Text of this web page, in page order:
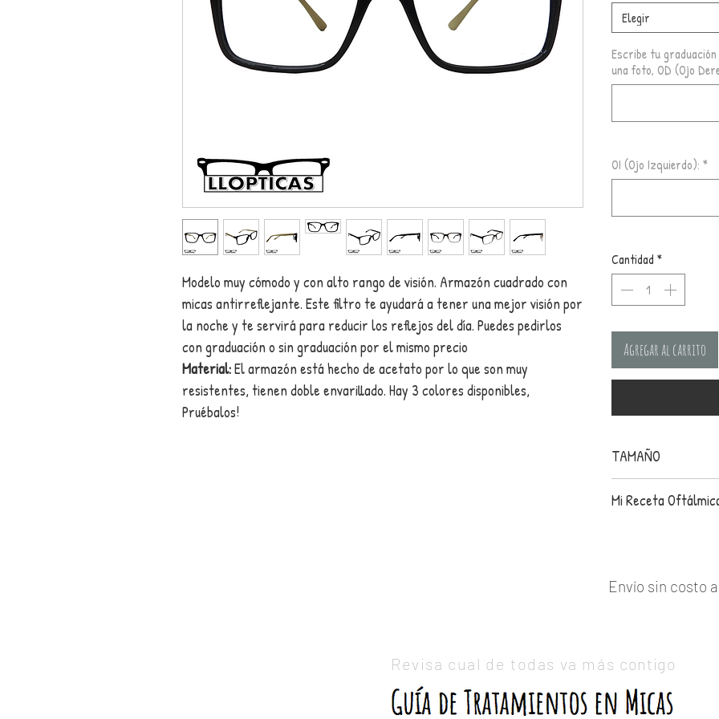
Modelo muy cómodo y con alto rango de visión. Armazón cuadrado con
micas antirreflejante. Este filtro te ayudará a tener una mejor visión por
la noche y te servirá para reducir los reflejos del día. Puedes pedirlos
con graduación o sin graduación por el mismo precio
Material:El armazón está hecho de acetato por lo que son muy
resistentes, tienen doble envarillado. Hay 3 colores disponibles,
Pruébalos!
Elegir
Escribe tu
una foto, OD (Ojo
OI (Ojo Izquierdo): *
Cantidad *
Agregar al carrito
TAMAÑO
Tamaño General:
Tamaño Específico:
Largo Varilla 146mm
Mi Receta
nombre y correo
.
Enví­o sin costo
Revisa cual de todas va más contigo